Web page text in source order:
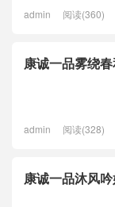
admin 阅读(360)
康诚一品雾绕
admin 阅读(328)
康诚一品沐风